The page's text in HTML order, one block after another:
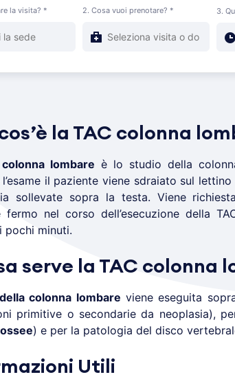
la visita? * 2. Cosa vuoi prenotare? * 3.
la TAC colonna
lombare è lo studio della
l’esame il paziente viene sdraiato sul
sollevate sopra la testa. Viene
fermo nel corso dell’esecuzione della
pochi minuti.
serve la TAC colonna
colonna lombare viene eseguita
primitive o secondarie da neoplasia),
) e per la patologia del disco
Utili